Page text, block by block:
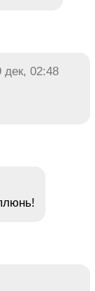
дек, 02:48